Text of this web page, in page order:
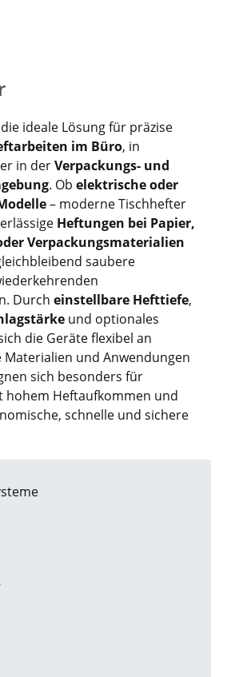
ideale Lösung für präzise
im Büro, in
in derVerpackungs- und
. Ob elektrische oder
– moderne Tischhefter
Heftungen bei Papier,
Verpackungsmaterialien
saubere
Durch einstellbare Hefttiefe,
und optionales
die Geräte flexibel an
und Anwendungen
sich besonders für
hohem Heftaufkommen und
schnelle und sichere